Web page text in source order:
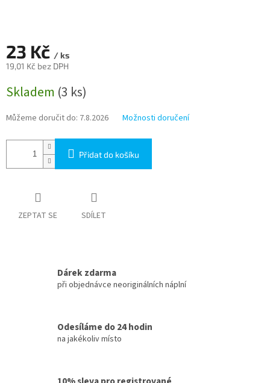
23 Kč / ks
19,01 Kč bez DPH
cena:
Skladem (3 ks)
Můžeme doručit do: 7.8.2026 Možnosti doručení
Přidat do košíku
ZEPTAT SE SDÍLET
Dárek zdarma
při objednávce neoriginálních náplní
Odesíláme do 24 hodin
na jakékoliv místo